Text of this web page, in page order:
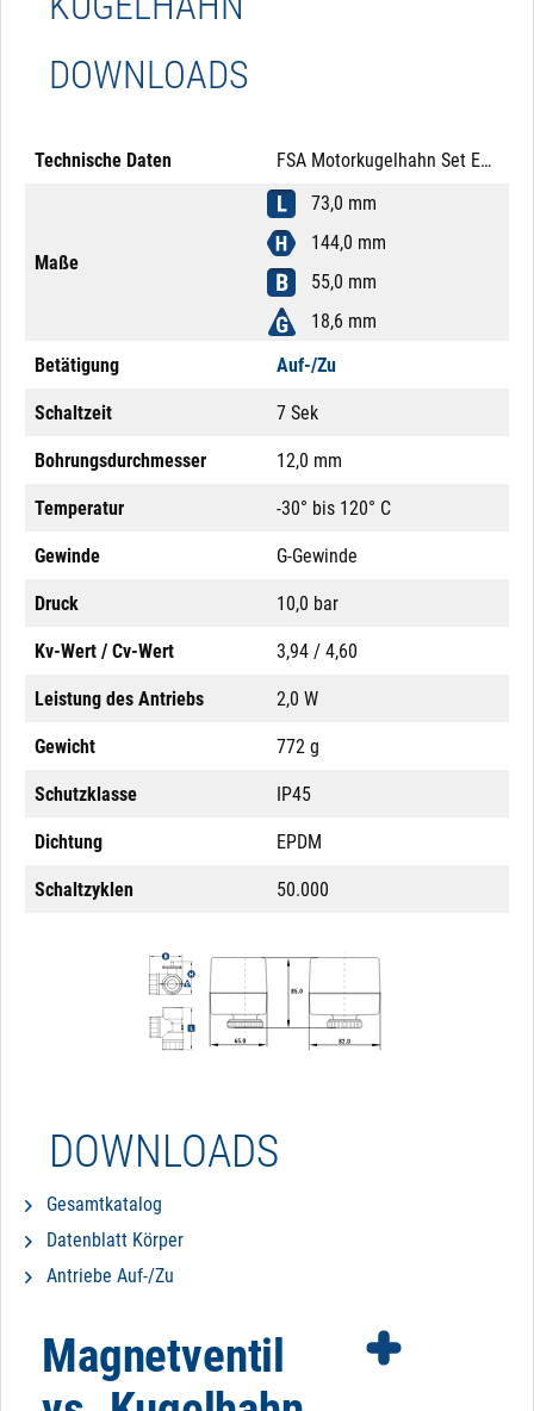
DOWNLOADS
Technische Daten FSA Motorkugelhahn Set Edelstahl 316 1/2" 12V DC Auf-/Zu Mutter Messing LED M12x1 5-Pol Spannungssignal
Maße
73,0 mm
144,0 mm
55,0 mm
18,6 mm
Betätigung
Auf-/Zu
Schaltzeit 7 Sek
Bohrungsdurchmesser 12,0 mm
Temperatur -30° bis 120° C
Gewinde G-Gewinde
Druck 10,0 bar
Kv-Wert / Cv-Wert 3,94 / 4,60
Leistung des Antriebs 2,0 W
Gewicht 772 g
Schutzklasse IP45
Dichtung EPDM
Schaltzyklen 50.000
DOWNLOADS
Gesamtkatalog
Datenblatt Körper
Antriebe Auf-/Zu
Magnetventil